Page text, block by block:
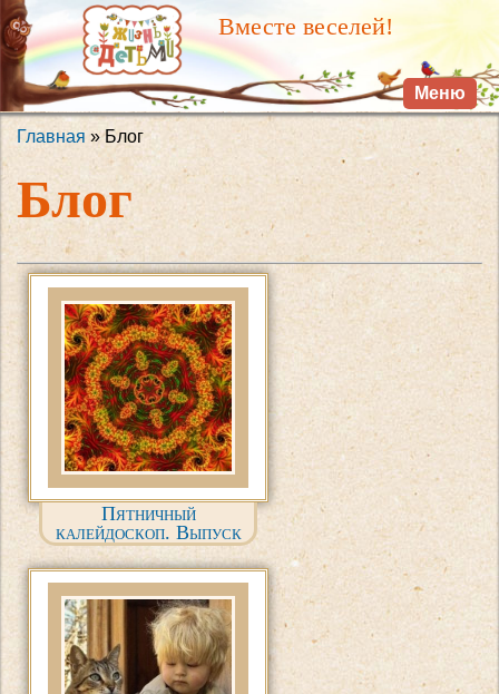
Перейти к
основному
содержанию
Вместе веселей!
Меню
Вы здесь
Главная » Блог
Блог
Пятничный
калейдоскоп. Выпуск
№ 1